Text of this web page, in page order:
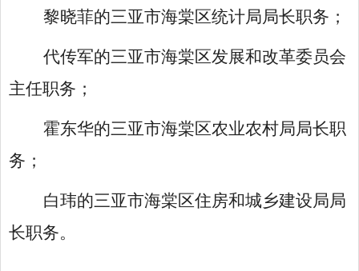
黎晓菲的三亚市海棠区统计局局长职务；
代传军的三亚市海棠区发展和改革委员会
主任职务；
霍东华的三亚市海棠区农业农村局局长职
务；
白玮的三亚市海棠区住房和城乡建设局局
长职务。